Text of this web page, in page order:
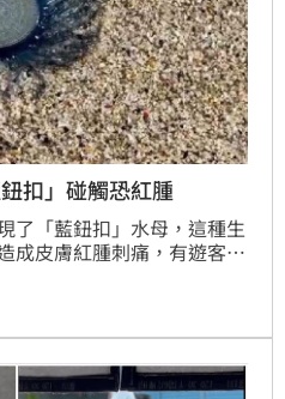
扣」碰觸恐紅腫
了「藍鈕扣」水母，這種生
成皮膚紅腫刺痛，有遊客發